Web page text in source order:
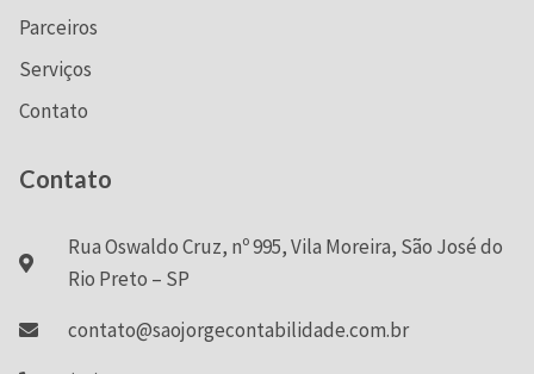
Parceiros
Serviços
Contato
Contato
Rua Oswaldo Cruz, nº 995, Vila Moreira, São José do
Rio Preto – SP
contato@saojorgecontabilidade.com.br